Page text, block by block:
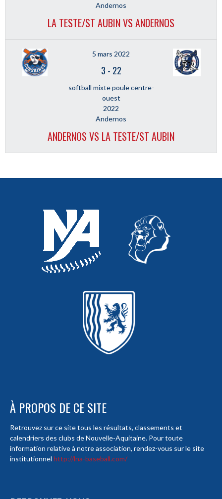
Andernos
LA TESTE/ST AUBIN VS ANDERNOS
5 mars 2022
3 - 22
softball mixte poule centre-
ouest
2022
Andernos
ANDERNOS VS LA TESTE/ST AUBIN
À PROPOS DE CE SITE
Retrouvez sur ce site tous les résultats, classements et
calendriers des clubs de Nouvelle-Aquitaine. Pour toute
information relative à notre association, rendez-vous sur le site
institutionnel http://lna-baseball.com/